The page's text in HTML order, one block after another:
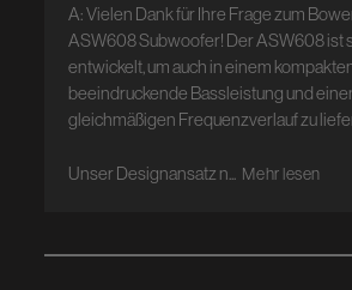
A: Vielen Dank für Ihre Frage zum
ASW608 Subwoofer! Der ASW608 ist
entwickelt, um auch in einem
beeindruckende Bassleistung und
gleichmäßigen Frequenzverlauf zu
Unser Designansatz n... Mehr lesen